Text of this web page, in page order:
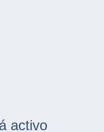
activo